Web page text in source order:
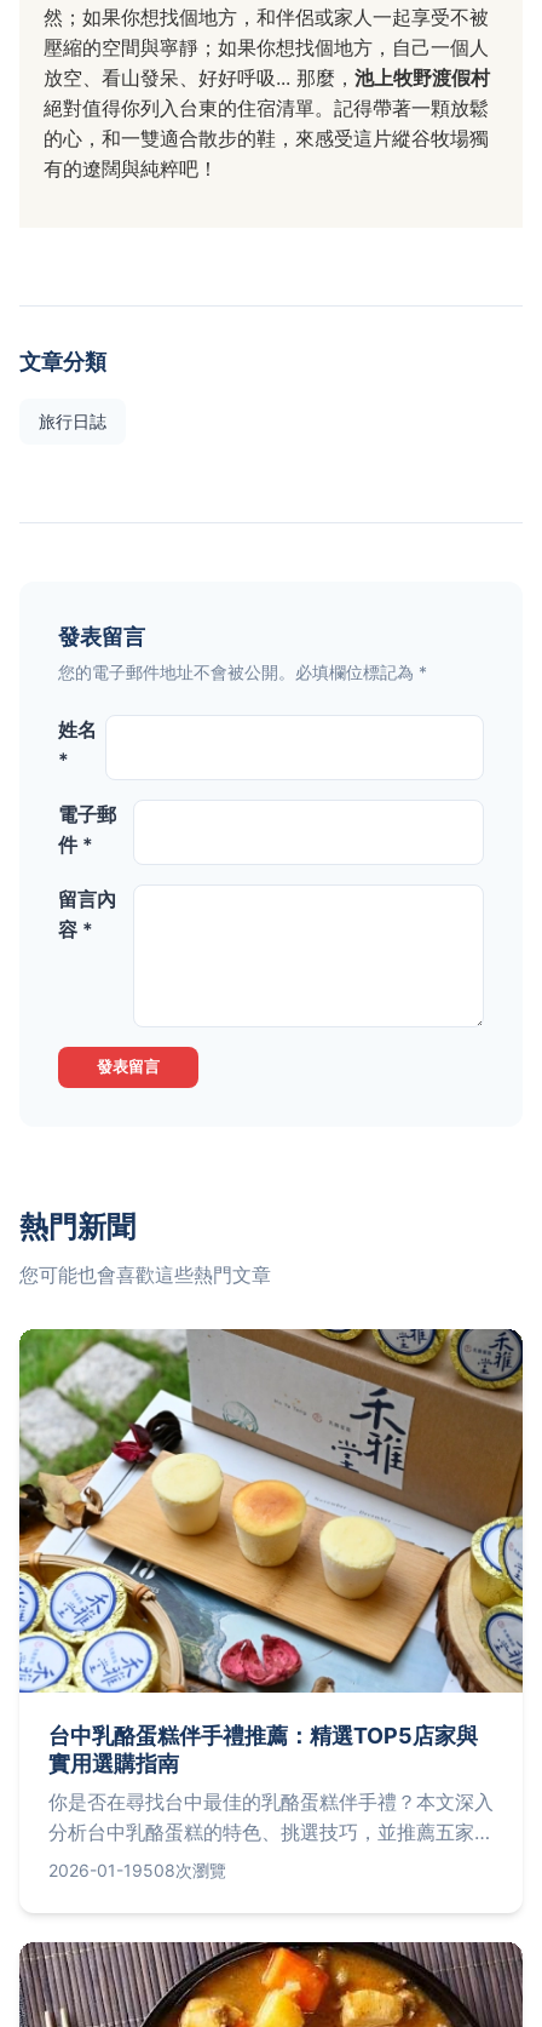
然；如果你想找個地方，和伴侶或家人一起享受不被
壓縮的空間與寧靜；如果你想找個地方，自己一個人
放空、看山發呆、好好呼吸... 那麼， 池上牧野渡假村
絕對值得你列入台東的住宿清單。記得帶著一顆放鬆
的心，和一雙適合散步的鞋，來感受這片縱谷牧場獨
有的遼闊與純粹吧！
文章分類
旅行日誌
發表留言
您的電子郵件地址不會被公開。必填欄位標記為 *
姓名
*
電子郵
件 *
留言內
容 *
發表留言
熱門新聞
您可能也會喜歡這些熱門文章
台中乳酪蛋糕伴手禮推薦：精選TOP5店家與
實用選購指南
你是否在尋找台中最佳的乳酪蛋糕伴手禮？本文深入
分析台中乳酪蛋糕的特色、挑選技巧，並推薦五家必
買店家，同時解答保存方式與常見問題，幫助你輕鬆
2026-01-19508次瀏覽